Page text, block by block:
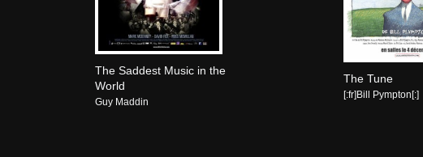
The Saddest Music in the
World
Guy Maddin
The Tune
[:fr]Bill Pympton[:]